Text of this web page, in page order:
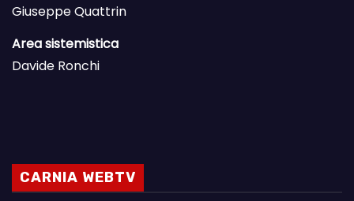
Giuseppe Quattrin
Area sistemistica
Davide Ronchi
CARNIA WEBTV